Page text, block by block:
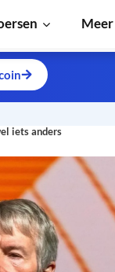
Meer
iets anders